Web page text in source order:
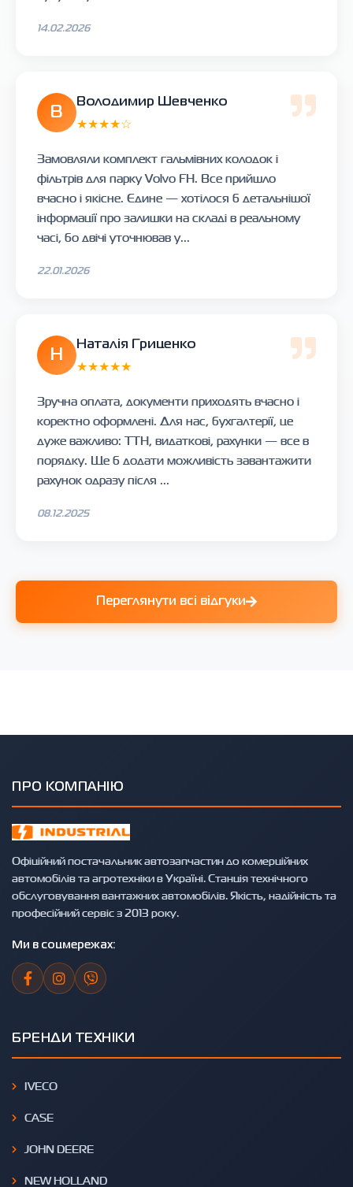
14.02.2026
В
Володимир Шевченко
★★★★☆
Замовляли комплект гальмівних колодок і
фільтрів для парку Volvo FH. Все прийшло
вчасно і якісне. Єдине — хотілося б детальнішої
інформації про залишки на складі в реальному
часі, бо двічі уточнював у...
22.01.2026
Н
Наталія Гриценко
★★★★★
Зручна оплата, документи приходять вчасно і
коректно оформлені. Для нас, бухгалтерії, це
дуже важливо: ТТН, видаткові, рахунки — все в
порядку. Ще б додати можливість завантажити
рахунок одразу після ...
08.12.2025
Переглянути всі відгуки
ПРО КОМПАНІЮ
Офіційний постачальник автозапчастин до комерційних
автомобілів та агротехніки в Україні. Станція технічного
обслуговування вантажних автомобілів. Якість, надійність та
професійний сервіс з 2013 року.
Ми в соцмережах:
БРЕНДИ ТЕХНІКИ
IVECO
CASE
JOHN DEERE
NEW HOLLAND